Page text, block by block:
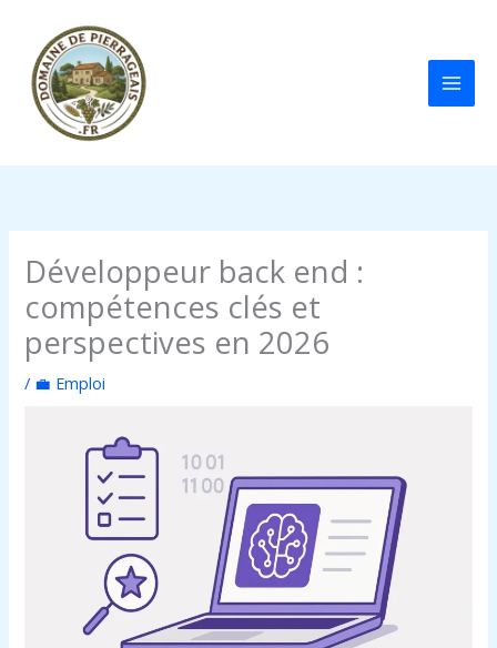
contenu
Développeur back end :
compétences clés et
perspectives en 2026
/ 💼 Emploi